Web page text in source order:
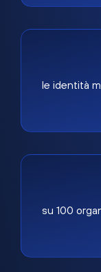
le identità
su 100